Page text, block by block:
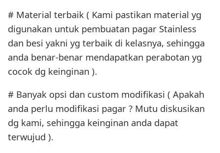
# Material terbaik ( Kami pastikan material yg
digunakan untuk pembuatan pagar Stainless
dan besi yakni yg terbaik di kelasnya, sehingga
anda benar-benar mendapatkan perabotan yg
cocok dg keinginan ).
# Banyak opsi dan custom modifikasi ( Apakah
anda perlu modifikasi pagar ? Mutu diskusikan
dg kami, sehingga keinginan anda dapat
terwujud ).